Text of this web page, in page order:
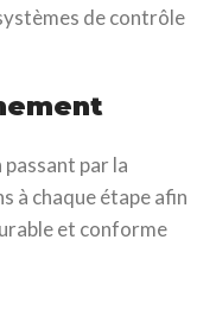
de contrôle
passant par la
à chaque étape afin
et conforme